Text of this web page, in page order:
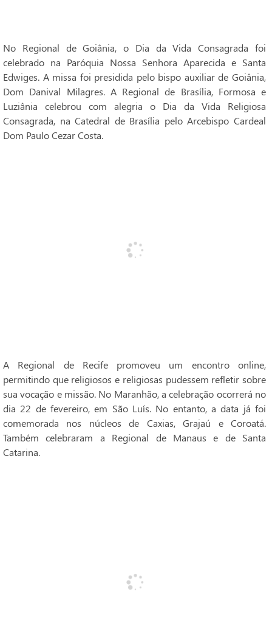
No Regional de Goiânia, o Dia da Vida Consagrada foi
celebrado na Paróquia Nossa Senhora Aparecida e Santa
Edwiges. A missa foi presidida pelo bispo auxiliar de Goiânia,
Dom Danival Milagres. A Regional de Brasília, Formosa e
Luziânia celebrou com alegria o Dia da Vida Religiosa
Consagrada, na Catedral de Brasília pelo Arcebispo Cardeal
Dom Paulo Cezar Costa.
A Regional de Recife promoveu um encontro online,
permitindo que religiosos e religiosas pudessem refletir sobre
sua vocação e missão. No Maranhão, a celebração ocorrerá no
dia 22 de fevereiro, em São Luís. No entanto, a data já foi
comemorada nos núcleos de Caxias, Grajaú e Coroatá.
Também celebraram a Regional de Manaus e de Santa
Catarina.